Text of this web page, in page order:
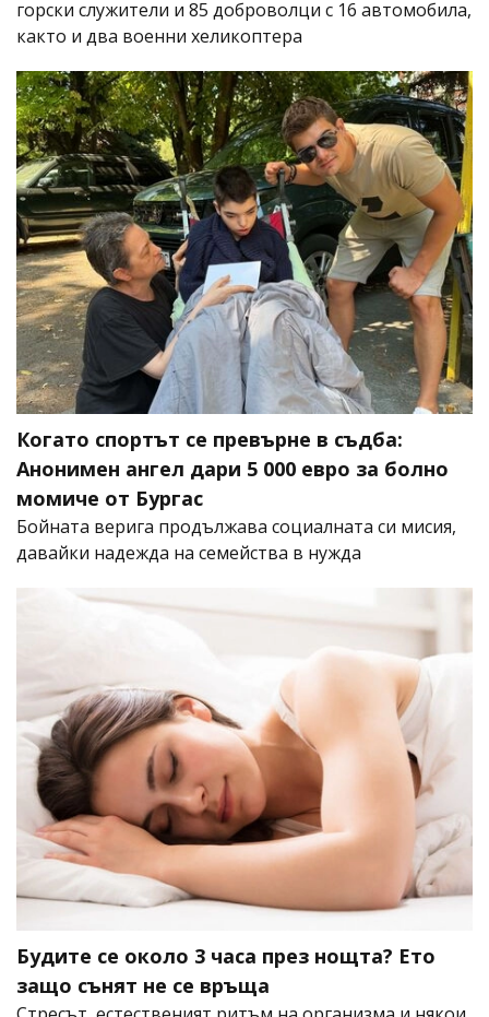
горски служители и 85 доброволци с 16 автомобила,
както и два военни хеликоптера
Когато спортът се превърне в съдба:
Анонимен ангел дари 5 000 евро за болно
момиче от Бургас
Бойната верига продължава социалната си мисия,
давайки надежда на семейства в нужда
Будите се около 3 часа през нощта? Ето
защо сънят не се връща